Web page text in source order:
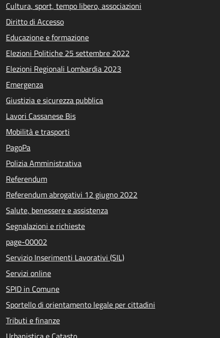
Cultura, sport, tempo libero, associazioni
Diritto di Accesso
Educazione e formazione
Elezioni Politiche 25 settembre 2022
Elezioni Regionali Lombardia 2023
Emergenza
Giustizia e sicurezza pubblica
Lavori Cassanese Bis
Mobilità e trasporti
PagoPa
Polizia Amministrativa
Referendum
Referendum abrogativi 12 giugno 2022
Salute, benessere e assistenza
Segnalazioni e richieste
page-00002
Servizio Inserimenti Lavorativi (SIL)
Servizi online
SPID in Comune
Sportello di orientamento legale per cittadini
Tributi e finanze